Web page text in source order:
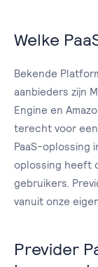
Welke
Bekende
aanbieders zijn
Engine en
terecht voor
PaaS-oplossing
oplossing heeft
gebruikers.
vanuit onze
Previder